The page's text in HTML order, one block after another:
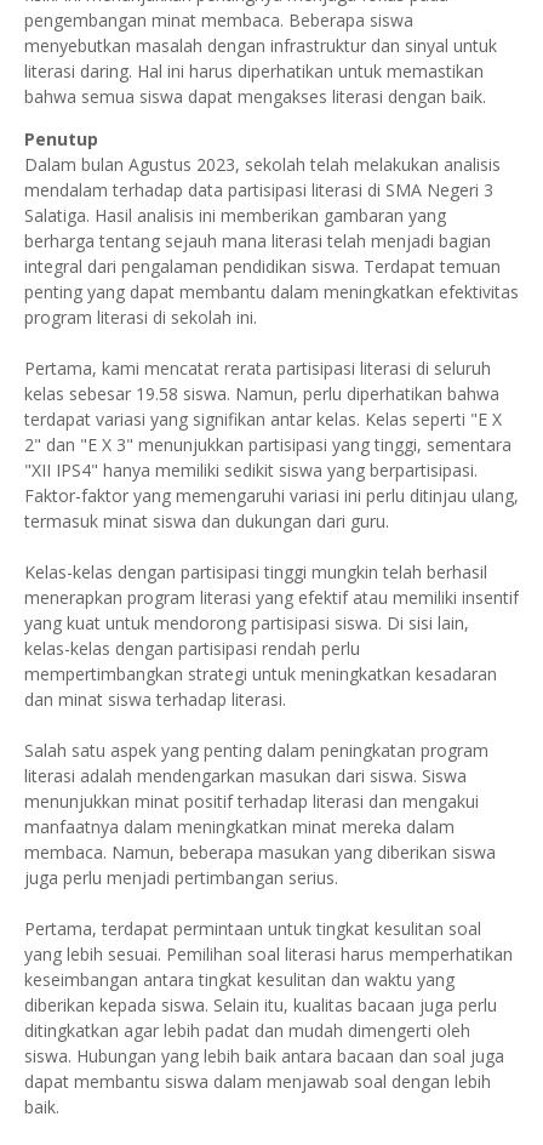
pengembangan minat membaca. Beberapa siswa
menyebutkan masalah dengan infrastruktur dan sinyal untuk
literasi daring. Hal ini harus diperhatikan untuk memastikan
bahwa semua siswa dapat mengakses literasi dengan baik.
Penutup
Dalam bulan Agustus 2023, sekolah telah melakukan analisis
mendalam terhadap data partisipasi literasi di SMA Negeri 3
Salatiga. Hasil analisis ini memberikan gambaran yang
berharga tentang sejauh mana literasi telah menjadi bagian
integral dari pengalaman pendidikan siswa. Terdapat temuan
penting yang dapat membantu dalam meningkatkan efektivitas
program literasi di sekolah ini.
Pertama, kami mencatat rerata partisipasi literasi di seluruh
kelas sebesar 19.58 siswa. Namun, perlu diperhatikan bahwa
terdapat variasi yang signifikan antar kelas. Kelas seperti "E X
2" dan "E X 3" menunjukkan partisipasi yang tinggi, sementara
"XII IPS4" hanya memiliki sedikit siswa yang berpartisipasi.
Faktor-faktor yang memengaruhi variasi ini perlu ditinjau ulang,
termasuk minat siswa dan dukungan dari guru.
Kelas-kelas dengan partisipasi tinggi mungkin telah berhasil
menerapkan program literasi yang efektif atau memiliki insentif
yang kuat untuk mendorong partisipasi siswa. Di sisi lain,
kelas-kelas dengan partisipasi rendah perlu
mempertimbangkan strategi untuk meningkatkan kesadaran
dan minat siswa terhadap literasi.
Salah satu aspek yang penting dalam peningkatan program
literasi adalah mendengarkan masukan dari siswa. Siswa
menunjukkan minat positif terhadap literasi dan mengakui
manfaatnya dalam meningkatkan minat mereka dalam
membaca. Namun, beberapa masukan yang diberikan siswa
juga perlu menjadi pertimbangan serius.
Pertama, terdapat permintaan untuk tingkat kesulitan soal
yang lebih sesuai. Pemilihan soal literasi harus memperhatikan
keseimbangan antara tingkat kesulitan dan waktu yang
diberikan kepada siswa. Selain itu, kualitas bacaan juga perlu
ditingkatkan agar lebih padat dan mudah dimengerti oleh
siswa. Hubungan yang lebih baik antara bacaan dan soal juga
dapat membantu siswa dalam menjawab soal dengan lebih
baik.